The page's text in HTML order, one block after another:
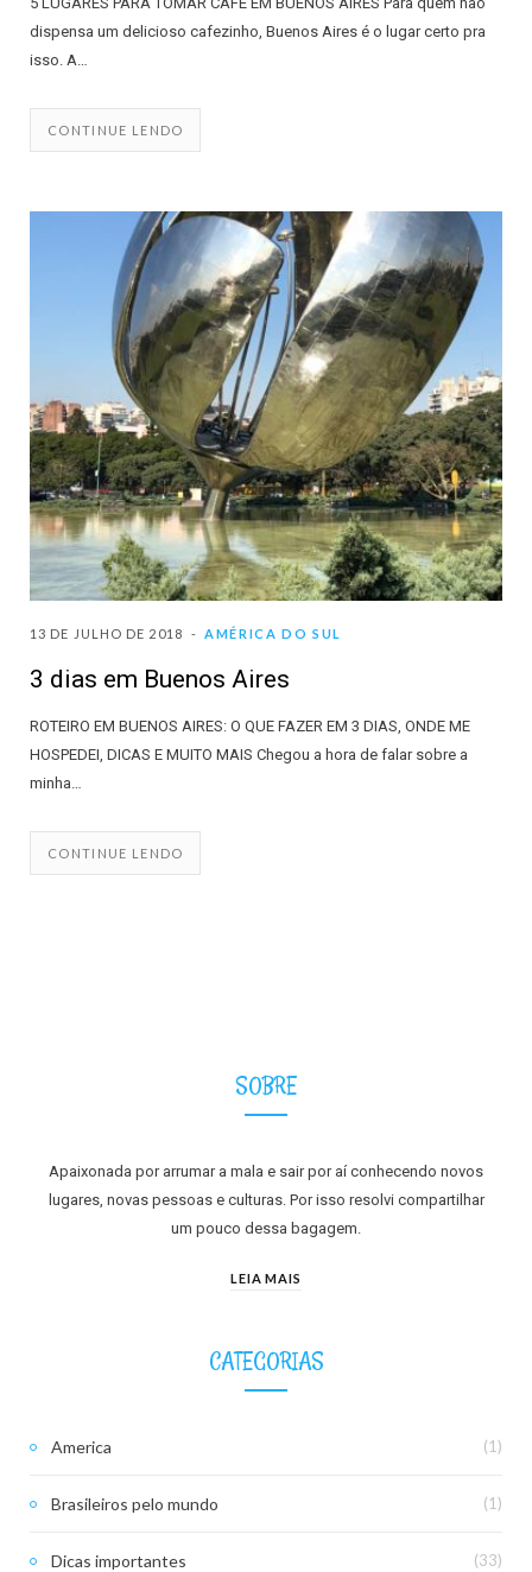
dispensa um delicioso cafezinho, Buenos Aires é o lugar certo pra
isso. A…
CONTINUE LENDO
AMÉRICA DO SUL
13 DE JULHO DE 2018
3 dias em Buenos Aires
ROTEIRO EM BUENOS AIRES: O QUE FAZER EM 3 DIAS, ONDE ME
HOSPEDEI, DICAS E MUITO MAIS Chegou a hora de falar sobre a
minha…
CONTINUE LENDO
SOBRE
Apaixonada por arrumar a mala e sair por aí conhecendo novos
lugares, novas pessoas e culturas. Por isso resolvi compartilhar
um pouco dessa bagagem.
LEIA MAIS
CATEGORIAS
America (1)
Brasileiros pelo mundo (1)
Dicas importantes (33)